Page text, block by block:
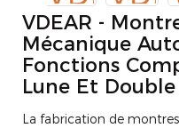
VDEAR -
Mécanique
Fonctions
Lune Et
La fabrication de